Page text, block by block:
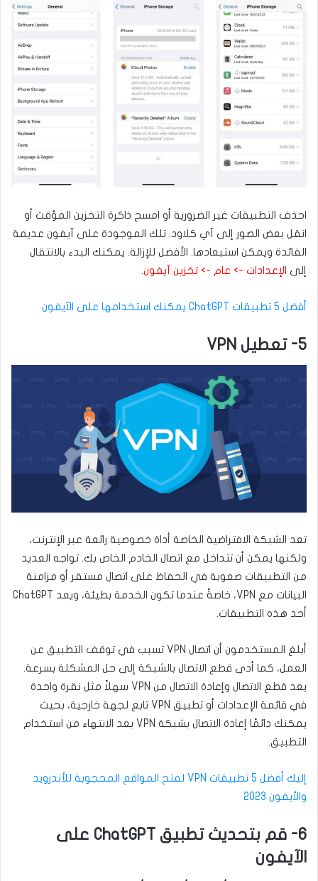
احذف التطبيقات غير الضرورية أو امسح ذاكرة التخزين المؤقت أو
انقل بعض الصور إلى آي كلاود. تلك الموجودة على آيفون عديمة
الفائدة ويمكن استبعادها. الأفضل للإزالة. يمكنك البدء بالانتقال
إلى الإعدادات -> عام -> تخزين آيفون.
أفضل 5 تطبيقات ChatGPT يمكنك استخدامها على الآيفون
5- تعطيل VPN
تعد الشبكة الافتراضية الخاصة أداة خصوصية رائعة عبر الإنترنت،
ولكنها يمكن أن تتداخل مع اتصال الخادم الخاص بك. تواجه العديد
من التطبيقات صعوبة في الحفاظ على اتصال مستقر أو مزامنة
البيانات مع VPN، خاصةً عندما تكون الخدمة بطيئة، ويعد ChatGPT
أحد هذه التطبيقات.
أبلغ المستخدمون أن اتصال VPN تسبب في توقف التطبيق عن
العمل، كما أدى قطع الاتصال بالشبكة إلى حل المشكلة بسرعة.
يعد قطع الاتصال وإعادة الاتصال من VPN سهلاً مثل نقرة واحدة
في قائمة الإعدادات أو تطبيق VPN تابع لجهة خارجية، بحيث
يمكنك دائمًا إعادة الاتصال بشبكة VPN بعد الانتهاء من استخدام
التطبيق.
إليك أفضل 5 تطبيقات VPN لفتح المواقع المحجوبة للأندرويد
والأيفون 2023
6- قم بتحديث تطبيق ChatGPT على
الآيفون